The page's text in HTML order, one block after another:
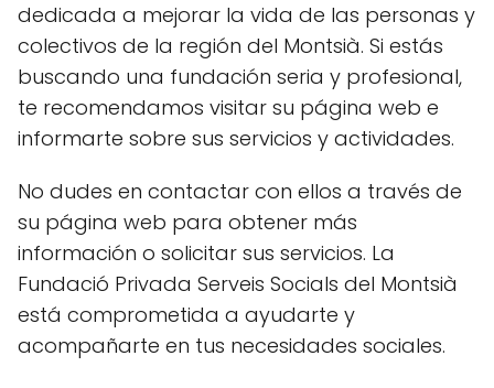
dedicada a mejorar la vida de las personas y
colectivos de la región del Montsià. Si estás
buscando una fundación seria y profesional,
te recomendamos visitar su página web e
informarte sobre sus servicios y actividades.
No dudes en contactar con ellos a través de
su página web para obtener más
información o solicitar sus servicios. La
Fundació Privada Serveis Socials del Montsià
está comprometida a ayudarte y
acompañarte en tus necesidades sociales.